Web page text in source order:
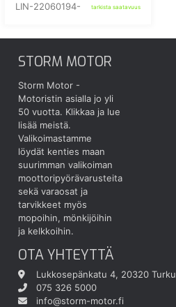
LIN-22060194- tarkista saatavuus
STORM MOTOR
Storm Motor -
Motoristin asialla jo yli
50 vuotta. Klikkaa ja lue
lisää meistä.
Valikoimastamme
löydät kenties maan
suurimman valikoiman
moottoripyörävarusteita
sekä varaosat ja
tarvikkeet myös
mopoihin, mönkijöihin
ja kelkkoihin.
OTA YHTEYTTÄ
Lukkosepänkatu 4, 20320 Turku
075 326 5000
info@storm-motor.fi